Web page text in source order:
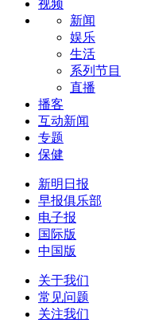
视频
新闻
娱乐
生活
系列节目
直播
播客
互动新闻
专题
保健
新明日报
早报俱乐部
电子报
国际版
中国版
关于我们
常见问题
关注我们